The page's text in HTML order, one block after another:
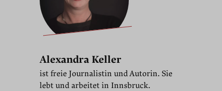
Alexandra Keller
ist freie Journalistin und Autorin. Sie
lebt und arbeitet in Innsbruck.